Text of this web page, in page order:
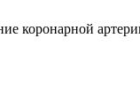
коронарной